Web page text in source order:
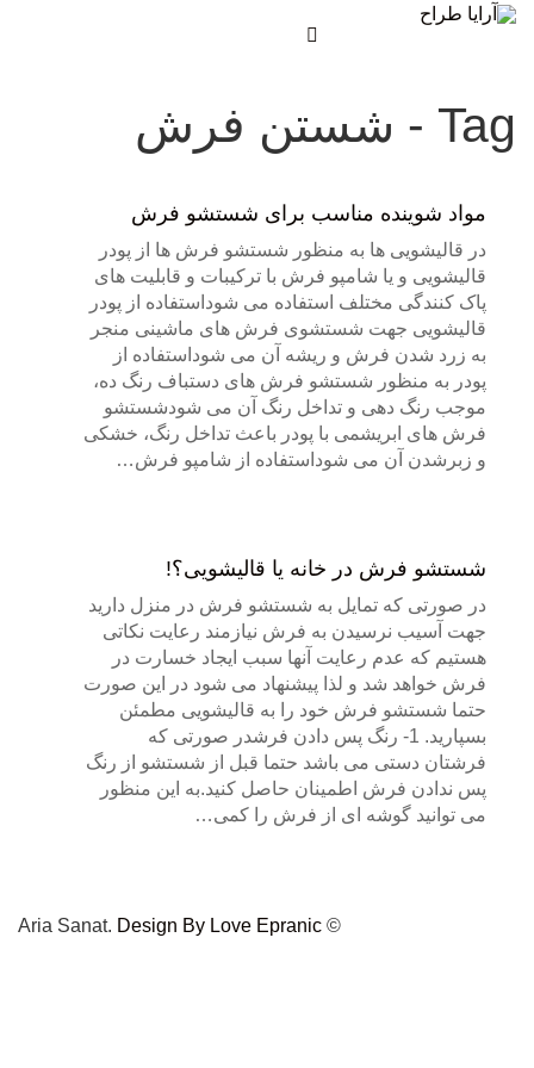
Tag - شستن فرش
مواد شوینده مناسب برای شستشو فرش
در قالیشویی ها به منظور شستشو فرش ها از پودر
قالیشویی و یا شامپو فرش با ترکیبات و قابلیت های
پاک کنندگی مختلف استفاده می شوداستفاده از پودر
قالیشویی جهت شستشوی فرش های ماشینی منجر
به زرد شدن فرش و ریشه آن می شوداستفاده از
پودر به منظور شستشو فرش های دستباف رنگ ده،
موجب رنگ دهی و تداخل رنگ آن می شودشستشو
فرش های ابریشمی با پودر باعث تداخل رنگ، خشکی
و زبرشدن آن می شوداستفاده از شامپو فرش…
شستشو فرش در خانه یا قالیشویی؟!
در صورتی که تمایل به شستشو فرش در منزل دارید
جهت آسیب نرسیدن به فرش نیازمند رعایت نکاتی
هستیم که عدم رعایت آنها سبب ایجاد خسارت در
فرش خواهد شد و لذا پیشنهاد می شود در این صورت
حتما شستشو فرش خود را به قالیشویی مطمئن
بسپارید. 1- رنگ پس دادن فرشدر صورتی که
فرشتان دستی می باشد حتما قبل از شستشو از رنگ
پس ندادن فرش اطمینان حاصل کنید.به این منظور
می توانید گوشه ای از فرش را کمی…
© Aria Sanat.
Design By Love Epranic